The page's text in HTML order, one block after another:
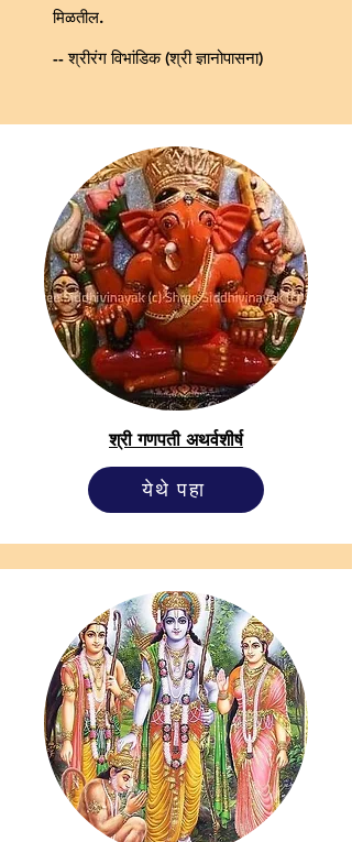
मिळतील.
-- श्रीरंग विभांडिक (श्री ज्ञानोपासना)
श्री गणपती अथर्वशीर्ष
येथे पहा